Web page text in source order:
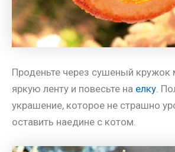
Проденьте через сушеный кружок
яркую ленту и повесьте на елку .
украшение, которое не страшно
оставить наедине с котом.